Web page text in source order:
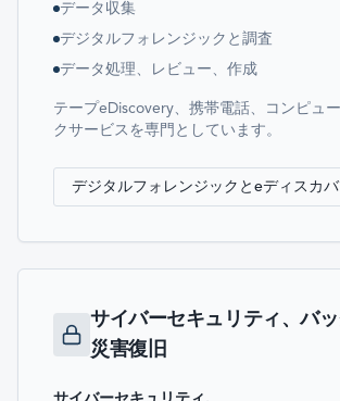
データ収集
デジタルフォレンジックと調査
データ処理、レビュー、作成
テープeDiscovery、携帯電話、コンピュ
クサービスを専門としています。
デジタルフォレンジックとeディスカ
サイバーセキュリティ、バ
災害復旧